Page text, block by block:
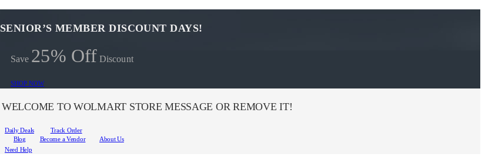
SENIOR’S MEMBER DISCOUNT DAYS!
Save 25% Off Discount
SHOP NOW
WELCOME TO WOLMART STORE MESSAGE OR REMOVE IT!
Daily Deals
Track Order
Blog
Become a Vendor
About Us
Need Help